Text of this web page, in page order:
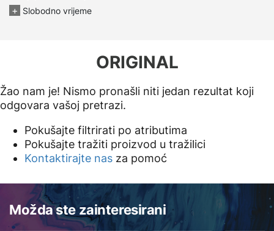
Slobodno vrijeme
ORIGINAL
Žao nam je! Nismo pronašli niti jedan rezultat koji
odgovara vašoj pretrazi.
Pokušajte filtrirati po atributima
Pokušajte tražiti proizvod u tražilici
Kontaktirajte nas za pomoć
Možda ste zainteresirani